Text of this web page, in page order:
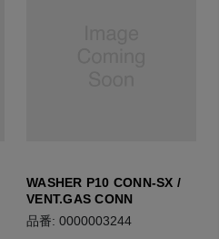
WASHER P10 CONN-SX /
VENT.GAS CONN
品番: 0000003244